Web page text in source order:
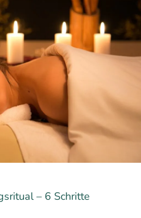
– 6 Schritte